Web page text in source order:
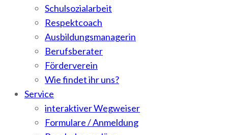
Schulsozialarbeit
Respektcoach
Ausbildungsmanagerin
Berufsberater
Förderverein
Wie findet ihr uns?
Service
interaktiver Wegweiser
Formulare / Anmeldung